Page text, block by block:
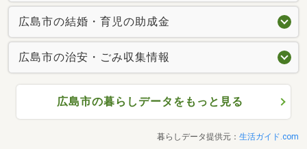
広島市の結婚・育児の助成金
広島市の治安・ごみ収集情報
広島市の暮らしデータをもっと見る
暮らしデータ提供元： 生活ガイド.com